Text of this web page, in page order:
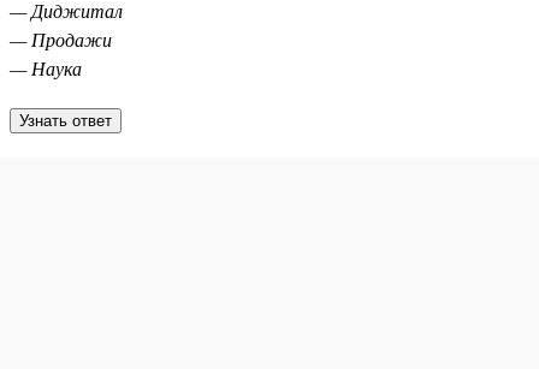
— Диджитал
— Продажи
— Наука
Узнать ответ